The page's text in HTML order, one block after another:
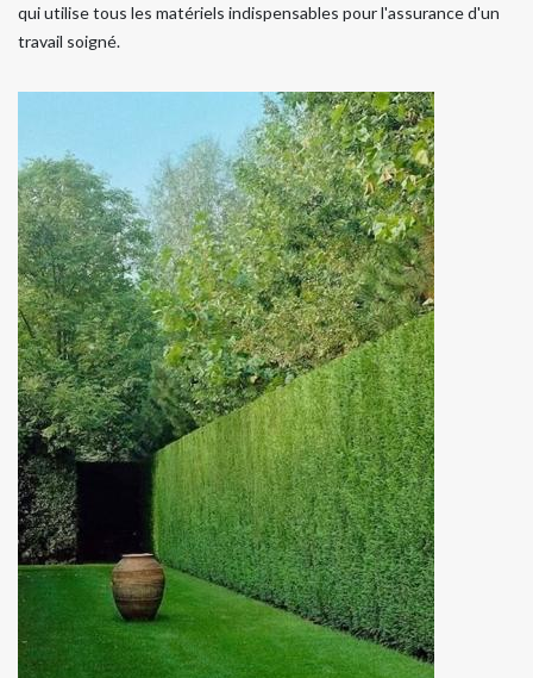
qui utilise tous les matériels indispensables pour l'assurance d'un
travail soigné.